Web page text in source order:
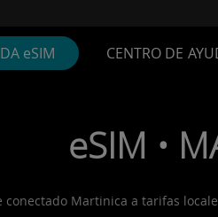
eSIM CENTRO DE
eSIM •
conectado Martinica a tarifas